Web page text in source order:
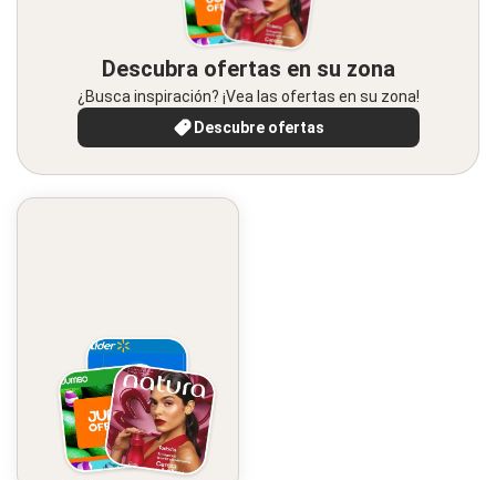
Descubra ofertas en su zona
¿Busca inspiración? ¡Vea las ofertas en su zona!
Descubre ofertas